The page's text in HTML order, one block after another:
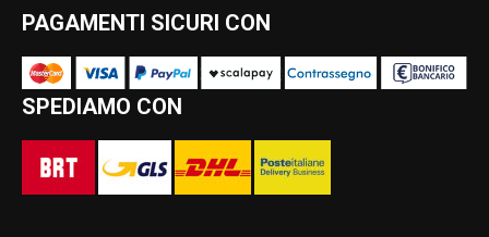
PAGAMENTI SICURI CON
SPEDIAMO CON